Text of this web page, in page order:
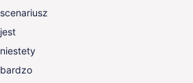
scenariusz
jest
niestety
bardzo